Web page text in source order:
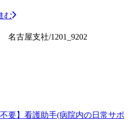
む
古屋支社/1201_9202
要】看護助手(病院内の日常サポ